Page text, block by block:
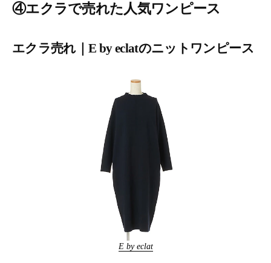
④エクラで売れた人気ワンピース
エクラ売れ｜E by eclatのニットワンピース
E by eclat